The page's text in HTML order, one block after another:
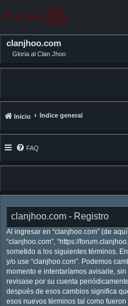
clanjhoo.com
Gloria al Clan Jhoo
Inicio Índice general
FAQ
clanjhoo.com - Registro
Al ingresar en “clanjhoo.com” (de aquí
“clanjhoo.com”, “https://
sometido a los siguientes términos.
y/o use “clanjhoo.com”. Podemos
momento e intentaríamos avisarle,
revisase por su cuenta
después de esos cambios significa
esos nuevos términos tal como